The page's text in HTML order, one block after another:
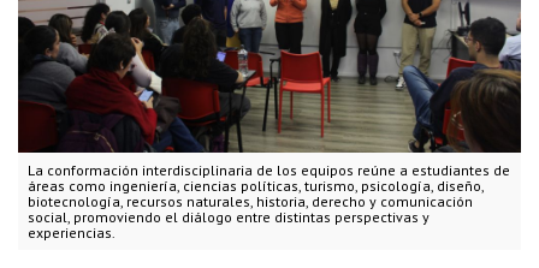
La conformación interdisciplinaria de los equipos reúne a estudiantes de
áreas como ingeniería, ciencias políticas, turismo, psicología, diseño,
biotecnología, recursos naturales, historia, derecho y comunicación
social, promoviendo el diálogo entre distintas perspectivas y
experiencias.